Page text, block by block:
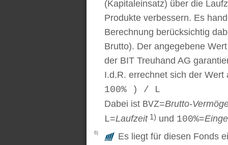
(Kapitaleinsatz) über die
Produkte verbessern. Es
Berechnung berücksichtig
Brutto). Der angegebene
der BIT Treuhand AG
I.d.R. errechnet sich der
100% ) / L
Dabei ist BVZ=Brutto-
L=Laufzeit1) und 100%=
6)
Es liegt für diesen Fonds